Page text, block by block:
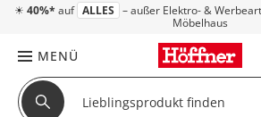
☀ 40%* auf ALLES – außer Elektro- &
Möbelhaus
MENÜ